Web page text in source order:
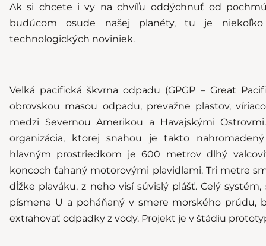
Ak si chcete i vy na chvíľu oddýchnuť od
budúcom osude našej planéty, tu je niekoľko
technologických noviniek.
Veľká pacifická škvrna odpadu (GPGP – Great
obrovskou masou odpadu, prevažne plastov,
medzi Severnou Amerikou a Havajskými
organizácia, ktorej snahou je takto
hlavným prostriedkom je 600 metrov dlhý
koncoch ťahaný motorovými plavidlami. Tri metre
dĺžke plaváku, z neho visí súvislý plášť. Celý
písmena U a poháňaný v smere morského prúdu,
extrahovať odpadky z vody. Projekt je v štádiu